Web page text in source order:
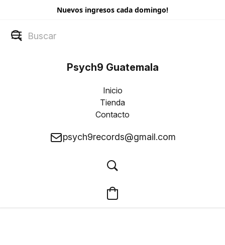
Nuevos ingresos cada domingo!
Psych9 Guatemala
Inicio
Tienda
Contacto
psych9records@gmail.com